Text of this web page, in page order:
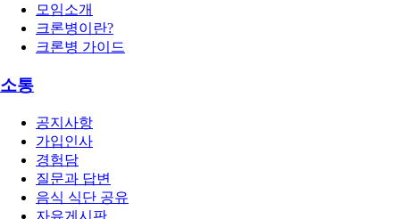
모임소개
크론병이란?
크론병 가이드
소통
공지사항
가입인사
경험담
질문과 답변
음식 식단 공유
자유게시판